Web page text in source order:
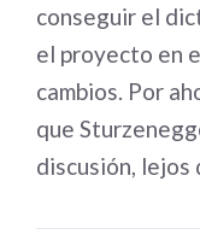
conseguir el
el proyecto en
cambios. Por
que
discusión, lejos